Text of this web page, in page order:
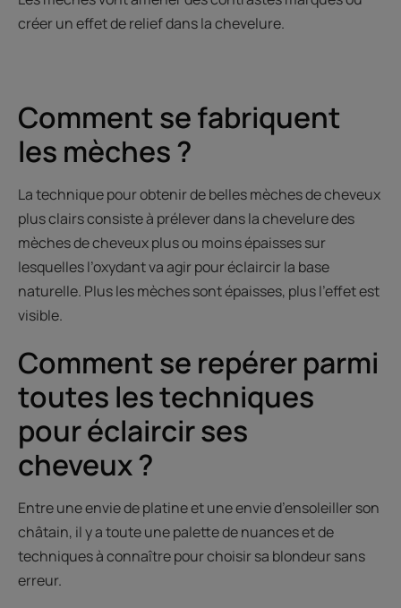
créer un effet de relief dans la chevelure.
Comment se fabriquent
les mèches ?
La technique pour obtenir de belles mèches de cheveux
plus clairs consiste à prélever dans la chevelure des
mèches de cheveux plus ou moins épaisses sur
lesquelles l’oxydant va agir pour éclaircir la base
naturelle. Plus les mèches sont épaisses, plus l’effet est
visible.
Comment se repérer parmi
toutes les techniques
pour éclaircir ses
cheveux ?
Entre une envie de platine et une envie d’ensoleiller son
châtain, il y a toute une palette de nuances et de
techniques à connaître pour choisir sa blondeur sans
erreur.